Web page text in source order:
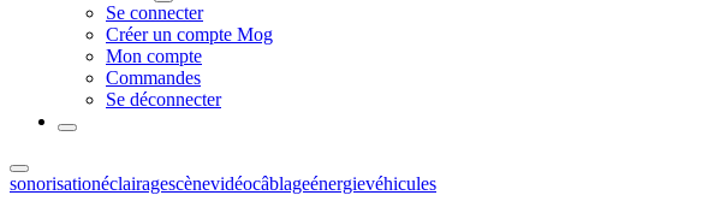
Se connecter
Créer un compte Mog
Mon compte
Commandes
Se déconnecter
sonorisationéclairagescènevidéocâblageénergievéhicules